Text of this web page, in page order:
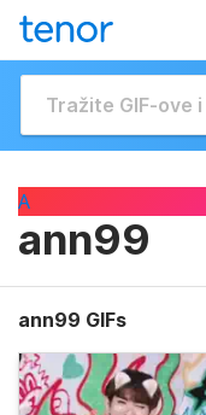
A
ann99
ann99 GIFs